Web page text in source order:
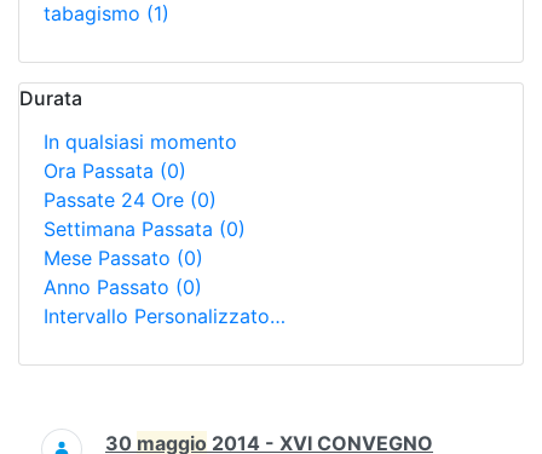
tabagismo (1)
Durata
In qualsiasi momento
Ora Passata (0)
Passate 24 Ore (0)
Settimana Passata (0)
Mese Passato (0)
Anno Passato (0)
Intervallo Personalizzato…
Ricerca
30 maggio 2014 - XVI CONVEGNO